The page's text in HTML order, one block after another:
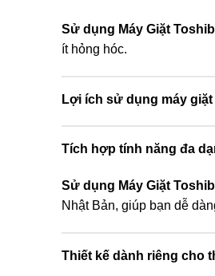
Sử dụng Máy Giặt
ít hỏng hóc.
Lợi ích sử dụng máy
Tích hợp tính năng đa
Sử dụng Máy Giặt
Nhật Bản, giúp bạn dễ
Thiết kế dành riêng cho